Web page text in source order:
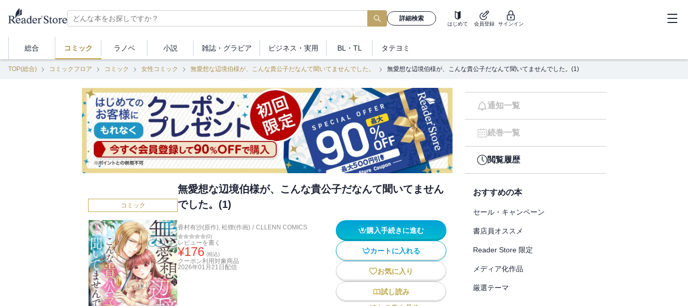
詳細検索
はじめて 会員登録 サインイン
総合 コミック ラノベ 小説 雑誌・ グラビア ビジネス ・実用 BL・TL タテヨミ
TOP(総合) コミックフロア コミック 女性コミック 無愛想な辺境伯様が、こんな貴公子だなんて聞いてませんでした。 無愛想な辺境伯様が、こんな貴公子だなんて聞いてませんでした。(1)
コミック
無愛想な辺境伯様が、こんな貴公子だなんて聞いてません
でした。(1)
香村有沙(原作), 松狸(作画) / CLLENN COMICS
(0)
レビューを書く
¥176 (税込)
クーポン利用対象商品
2026年01月21日 配信
購入手続きに進む
カートに入れる
お気に入り
試し読み
通知一覧
続巻一覧
閲覧履歴
おすすめの本
セール・キャンペーン
書店員オススメ
Reader Store 限定
メディア化作品
厳選テーマ